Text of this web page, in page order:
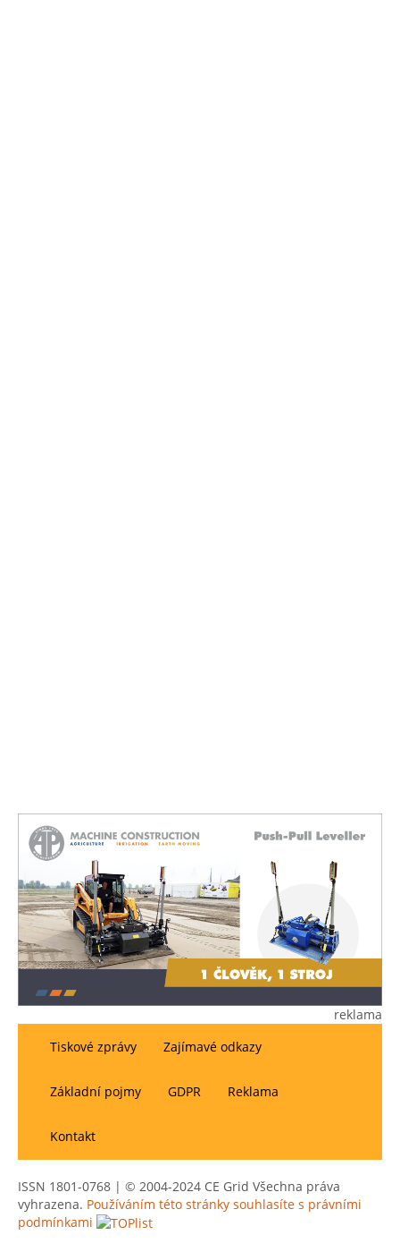
reklama
Tiskové zprávy
Zajímavé odkazy
Základní pojmy GDPR Reklama
Kontakt
ISSN 1801-0768 | © 2004-2024 CE Grid Všechna práva
vyhrazena. Používáním této stránky souhlasíte s právními
podmínkami